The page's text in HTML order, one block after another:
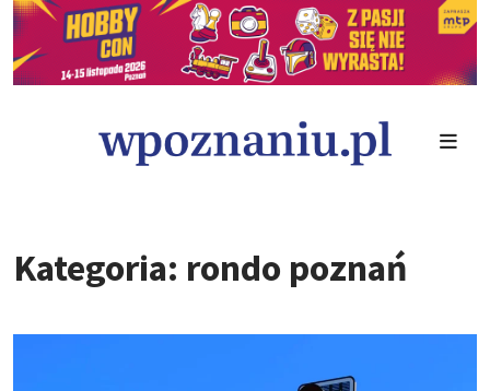
Kategoria: rondo poznań